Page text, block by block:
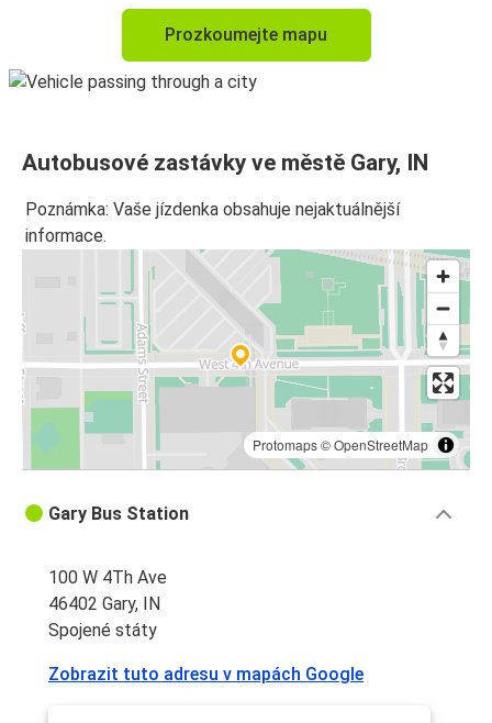
Prozkoumejte mapu
Autobusové zastávky ve městě Gary, IN
Poznámka: Vaše jízdenka obsahuje nejaktuálnější
informace.
Protomaps©OpenStreetMap
Gary Bus Station
100 W 4Th Ave
46402 Gary, IN
Spojené státy
Zobrazit tuto adresu v mapách Google